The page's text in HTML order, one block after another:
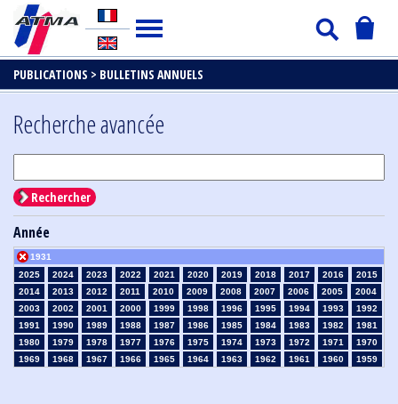
PUBLICATIONS > BULLETINS ANNUELS
Recherche avancée
Rechercher
Année
2025 2024 2023 2022 2021 2020 2019 2018 2017 2016
2015
2014
2013 2012 2011 2010 2009 2008 2007 2006 2005
2004
2003
2002 2001 2000 1999 1998 1996 1995 1994 1993
1992
1991
1990 1989 1988 1987 1986 1985 1984 1983 1982
1981
1980
1979 1978 1977 1976 1975 1974 1973 1972 1971
1970
1969
1968 1967 1966 1965 1964 1963 1962 1961 1960
1959
1931